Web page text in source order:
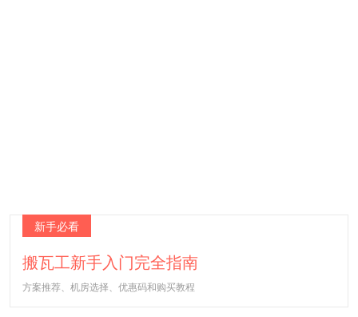
新手必看
搬瓦工新手入门完全指南
方案推荐、机房选择、优惠码和购买教程